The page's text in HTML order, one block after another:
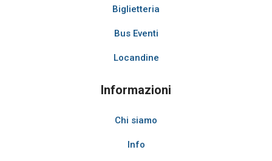
Biglietteria
Bus Eventi
Locandine
Informazioni
Chi siamo
Info